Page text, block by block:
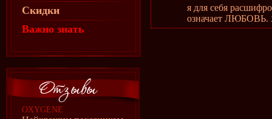
Скидки
Важно знать
OXYGENE
я для себя
означает ЛЮБОВЬ.